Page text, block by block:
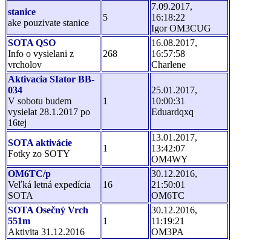
stanice
ake pouzivate stanice
5
7.09.2017,
16:18:22
Igor OM3CUG
SOTA QSO
Info o vysielani z
vrcholov
268
16.08.2017,
16:57:58
Charlene
Aktivacia SIator BB-
034
V sobotu budem
vysielat 28.1.2017 po
16tej
1
25.01.2017,
10:00:31
Eduardqxq
SOTA aktivácie
Fotky zo SOTY
1
13.01.2017,
13:42:07
OM4WY
OM6TC/p
Veľká letná expedícia
SOTA
16
30.12.2016,
21:50:01
OM6TC
SOTA Osečný Vrch
551m
Aktivita 31.12.2016
1
30.12.2016,
11:19:21
OM3PA